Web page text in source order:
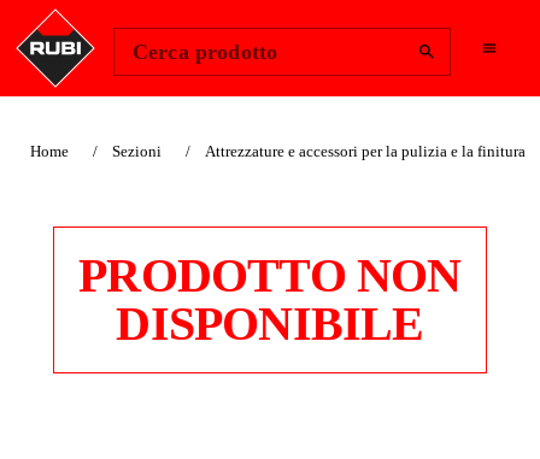
Cerca prodotto
Home Sezioni Attrezzature e accessori per la pulizia e la finitura
PRODOTTO NON
DISPONIBILE